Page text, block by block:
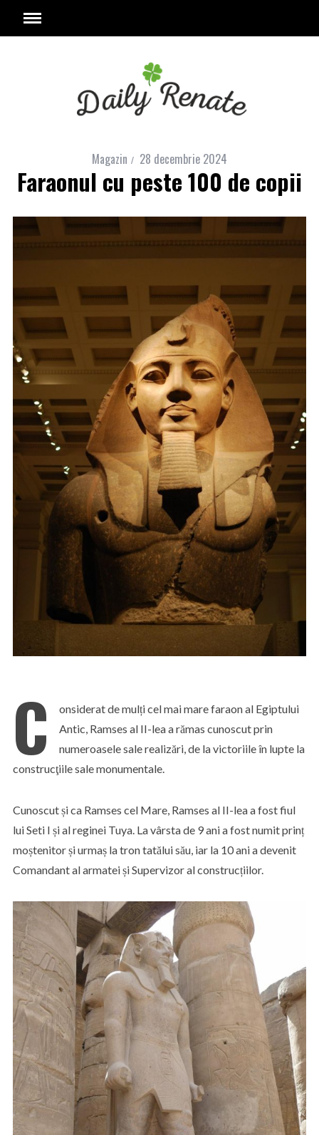
Magazin 28 decembrie 2024
Faraonul cu peste 100 de copii
C
onsiderat de mulți cel mai mare faraon al Egiptului
Antic, Ramses al II-lea a rămas cunoscut prin
numeroasele sale realizări, de la victoriile în lupte la
construcţiile sale monumentale.
Cunoscut și ca Ramses cel Mare, Ramses al II-lea a fost fiul
lui Seti I și al reginei Tuya. La vârsta de 9 ani a fost numit prinț
moștenitor și urmaș la tron tatălui său, iar la 10 ani a devenit
Comandant al armatei și Supervizor al construcțiilor.